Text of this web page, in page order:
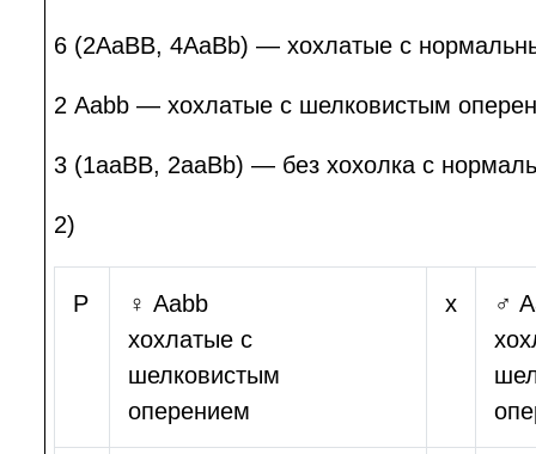
6 (2АаВВ, 4АаВb) — хохлатые с
2 Ааbb — хохлатые с шелковистым
3 (1ааВВ, 2ааBb) — без хохолка с
2)
Р ♀ Ааbb
хохлатые с
шелковистым
оперением
х
♂